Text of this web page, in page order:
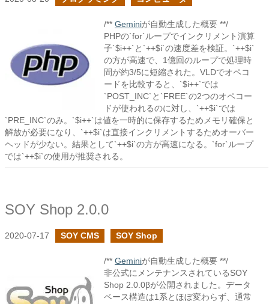
/** Geminiが自動生成した概要 **/
PHPの`for`ループでインクリメント演算
子`$i++`と`++$i`の速度差を検証。`++$i`
の方が高速で、1億回のループで処理時
間が約3/5に短縮された。VLDでオペコ
ードを比較すると、`$i++`では
`POST_INC`と`FREE`の2つのオペコー
ドが使われるのに対し、`++$i`では
`PRE_INC`のみ。`$i++`は値を一時的に保存するためメモリ確保と
解放が必要になり、`++$i`は直接インクリメントするためオーバー
ヘッドが少ない。結果として`++$i`の方が高速になる。`for`ループ
では`++$i`の使用が推奨される。
SOY Shop 2.0.0
2020-07-17 SOY CMS SOY Shop
/** Geminiが自動生成した概要 **/
非公式にメンテナンスされているSOY
Shop 2.0.0βが公開されました。データ
ベース構造は1系とほぼ変わらず、通常